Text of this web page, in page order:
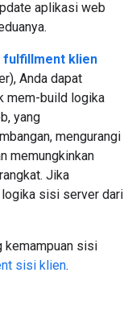
aplikasi web
fulfillment klien
Anda dapat
mem-build logika
yang
mengurangi
memungkinkan
Jika
logika sisi server dari
kemampuan sisi
sisi klien.